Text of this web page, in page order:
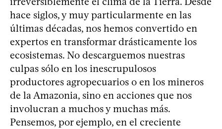
hace siglos, y muy particularmente en las
últimas décadas, nos hemos convertido en
expertos en transformar drásticamente los
ecosistemas. No descarguemos nuestras
culpas sólo en los inescrupulosos
productores agropecuarios o en los mineros
de la Amazonia, sino en acciones que nos
involucran a muchos y muchas más.
Pensemos, por ejemplo, en el creciente